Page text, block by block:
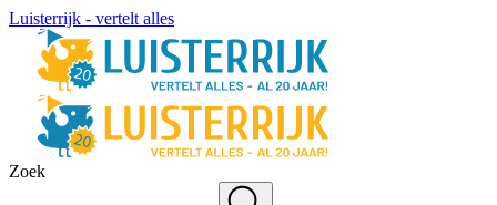
Luisterrijk - vertelt alles
Zoek